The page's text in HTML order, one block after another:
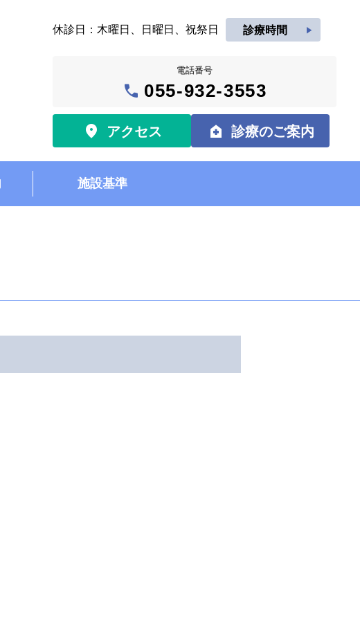
休診日：木曜日、日曜日、祝祭日 診療時間 play_arrow
電話番号
call 055-932-3553
location_on アクセス home_health 診療のご案内
施設基準